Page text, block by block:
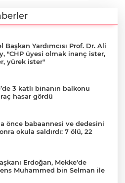
Başkan Yardımcısı Prof. Dr. Ali
"CHP üyesi olmak inanç ister,
yürek ister"
3 katlı binanın balkonu
hasar gördü
önce babaannesi ve dedesini
okula saldırdı: 7 ölü, 22
Erdoğan, Mekke'de
Muhammed bin Selman ile